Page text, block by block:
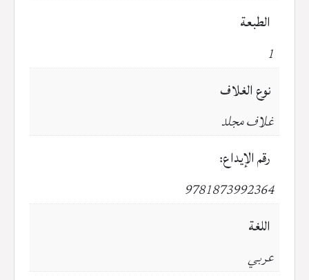
الطبعة
1
نوع الغلاف
غلاف مجلد
رقم الإيداع:
9781873992364
اللغة
عربي